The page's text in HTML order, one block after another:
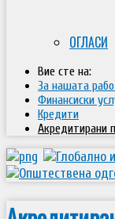
ОГЛАСИ
Вие сте на:
За нашата
Финансиски
Кредити
Акредитирани